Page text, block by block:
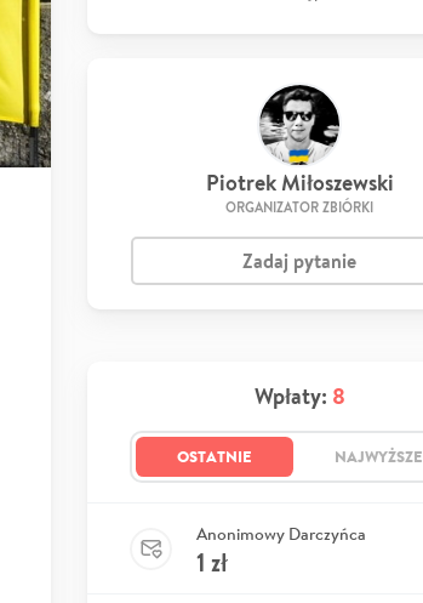
Piotrek Miłoszewski
ORGANIZATOR ZBIÓRKI
Zadaj pytanie
Wpłaty: 8
OSTATNIE NAJWYŻSZE
Anonimowy Darczyńca
1 zł